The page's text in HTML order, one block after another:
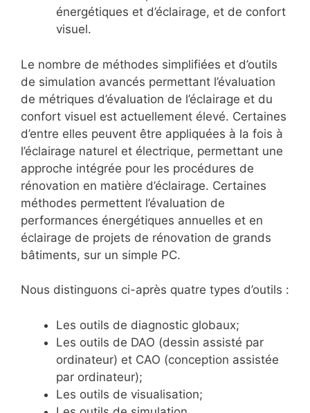
énergétiques et d’éclairage, et de confort
visuel.
Le nombre de méthodes simplifiées et d’outils
de simulation avancés permettant l’évaluation
de métriques d’évaluation de l’éclairage et du
confort visuel est actuellement élevé. Certaines
d’entre elles peuvent être appliquées à la fois à
l’éclairage naturel et électrique, permettant une
approche intégrée pour les procédures de
rénovation en matière d’éclairage. Certaines
méthodes permettent l’évaluation de
performances énergétiques annuelles et en
éclairage de projets de rénovation de grands
bâtiments, sur un simple PC.
Nous distinguons ci-après quatre types d’outils :
Les outils de diagnostic globaux;
Les outils de DAO (dessin assisté par
ordinateur) et CAO (conception assistée
par ordinateur);
Les outils de visualisation;